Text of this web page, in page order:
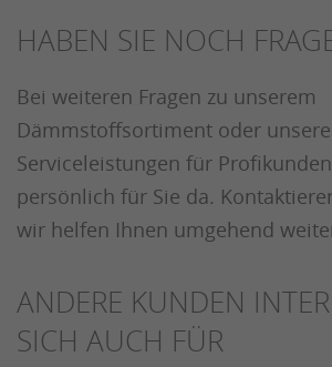
HABEN SIE NOCH
Bei weiteren Fragen zu unserem
Dämmstoffsortiment oder
Serviceleistungen für
persönlich für Sie da.
wir helfen Ihnen umgehend
ANDERE KUNDEN
SICH AUCH FÜR